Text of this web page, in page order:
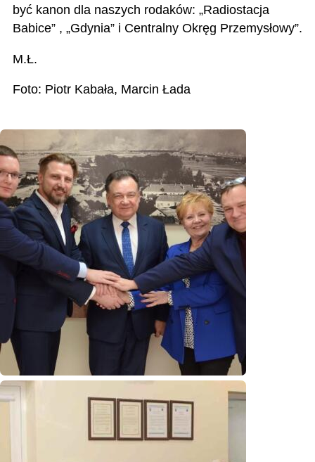
być kanon dla naszych rodaków: „Radiostacja
Babice” , „Gdynia” i Centralny Okręg Przemysłowy”.
M.Ł.
Foto: Piotr Kabała, Marcin Łada